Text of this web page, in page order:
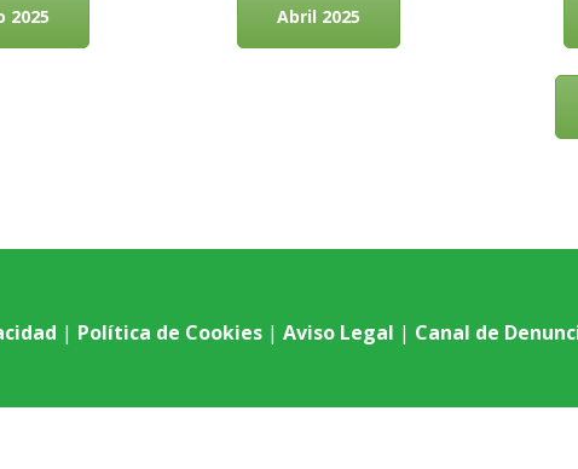
2025 Abril 2025
| Política de Cookies | Aviso Legal | Canal de